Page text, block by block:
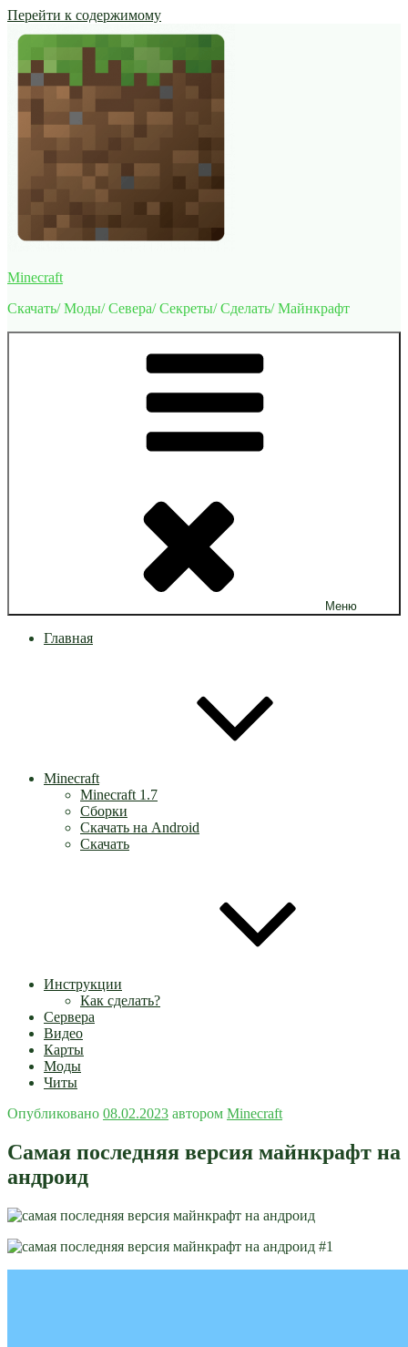
Перейти к содержимому
Minecraft
Скачать/ Моды/ Севера/ Секреты/ Сделать/ Майнкрафт
Меню
Главная
Minecraft
Minecraft 1.7
Сборки
Скачать на Android
Скачать
Инструкции
Как сделать?
Сервера
Видео
Карты
Моды
Читы
Опубликовано 08.02.2023 автором Minecraft
Самая последняя версия майнкрафт на
андроид